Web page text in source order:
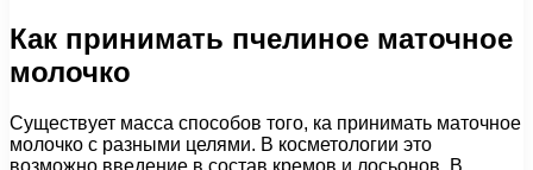
Как принимать пчелиное маточное
молочко
Существует масса способов того, ка принимать маточное
молочко с разными целями. В косметологии это